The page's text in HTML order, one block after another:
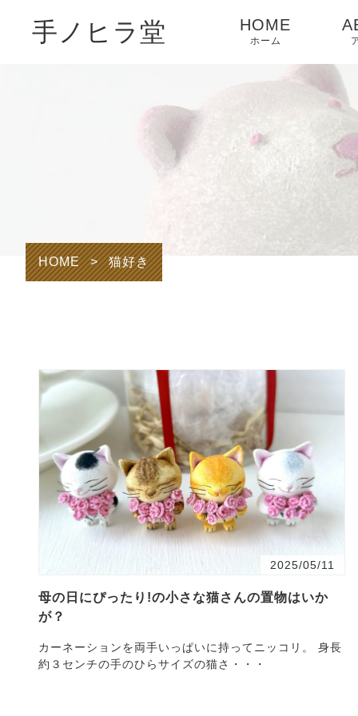
手ノヒラ堂 HOME
ホーム
HOME > 猫好き
2025/05/11
母の日にぴったり!の小さな猫さんの置物はいか
が？
カーネーションを両手いっぱいに持ってニッコリ。 身長
約３センチの手のひらサイズの猫さ・・・